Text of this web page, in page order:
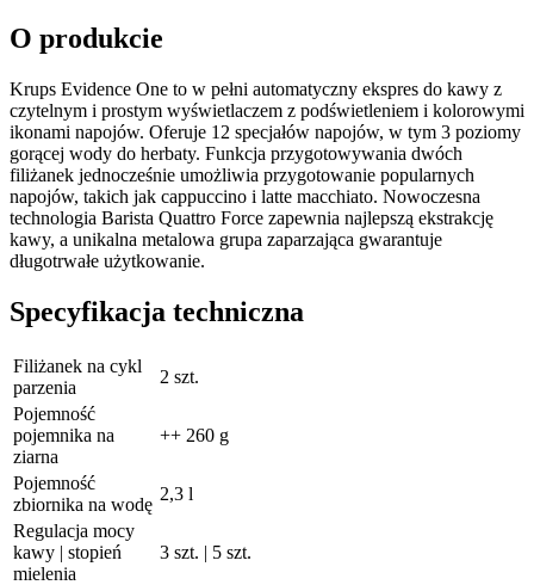
O produkcie
Krups Evidence One to w pełni automatyczny ekspres do kawy z
czytelnym i prostym wyświetlaczem z podświetleniem i kolorowymi
ikonami napojów. Oferuje 12 specjałów napojów, w tym 3 poziomy
gorącej wody do herbaty. Funkcja przygotowywania dwóch
filiżanek jednocześnie umożliwia przygotowanie popularnych
napojów, takich jak cappuccino i latte macchiato. Nowoczesna
technologia Barista Quattro Force zapewnia najlepszą ekstrakcję
kawy, a unikalna metalowa grupa zaparzająca gwarantuje
długotrwałe użytkowanie.
Specyfikacja techniczna
Filiżanek na cykl
parzenia
2 szt.
Pojemność
pojemnika na
ziarna
++ 260 g
Pojemność
zbiornika na wodę
2,3 l
Regulacja mocy
kawy | stopień
mielenia
3 szt. | 5 szt.